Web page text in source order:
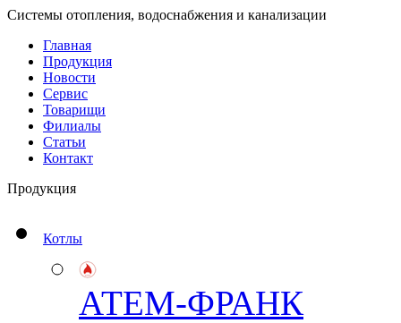
Системы отопления, водоснабжения и канализации
Главная
Продукция
Новости
Сервис
Товарищи
Филиалы
Статьи
Контакт
Продукция
Котлы
АТЕМ-ФРАНК